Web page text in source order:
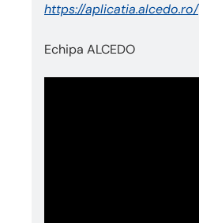
https://aplicatia.alcedo.ro/
Echipa ALCEDO